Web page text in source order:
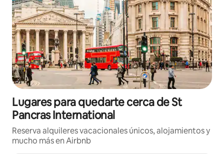
Lugares para quedarte cerca de St
Pancras International
Reserva alquileres vacacionales únicos, alojamientos y
mucho más en Airbnb